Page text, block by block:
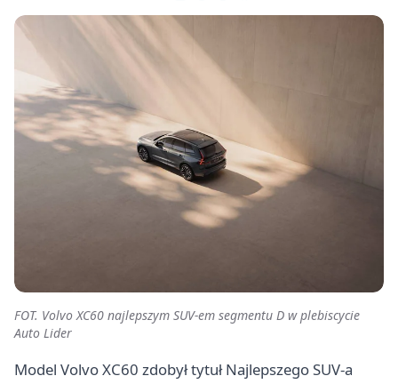
FOT. Volvo XC60 najlepszym SUV-em segmentu D w plebiscycie
Auto Lider
Model Volvo XC60 zdobył tytuł Najlepszego SUV-a